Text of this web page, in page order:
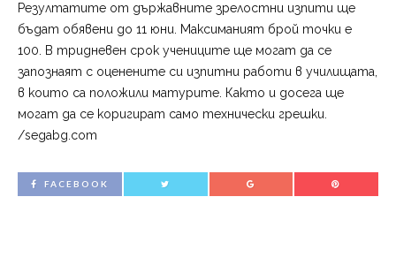
Резултатите от държавните зрелостни изпити ще
бъдат обявени до 11 юни. Максиманият брой точки е
100. В тридневен срок учениците ще могат да се
запознаят с оценените си изпитни работи в училищата,
в които са положили матурите. Както и досега ще
могат да се коригират само технически грешки.
/segabg.com
FACEBOOK